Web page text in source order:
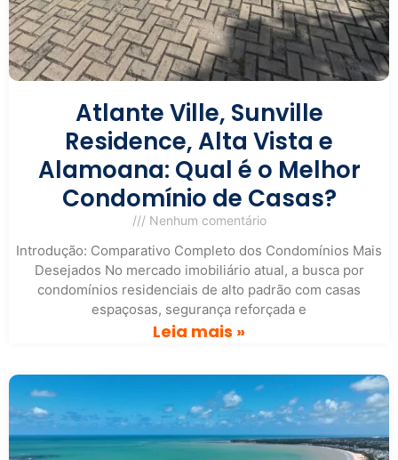
Atlante Ville, Sunville
Residence, Alta Vista e
Alamoana: Qual é o Melhor
Condomínio de Casas?
Nenhum comentário
Introdução: Comparativo Completo dos Condomínios Mais
Desejados No mercado imobiliário atual, a busca por
condomínios residenciais de alto padrão com casas
espaçosas, segurança reforçada e
Leia mais »